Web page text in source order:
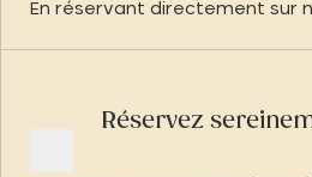
En réservant directement sur
Réservez